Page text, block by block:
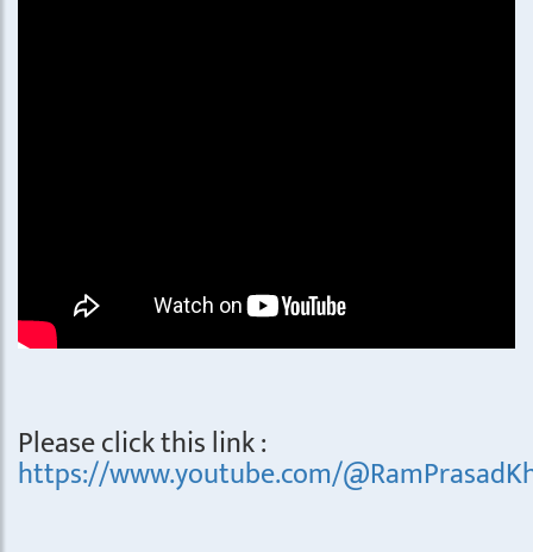
Please click this link :
https://www.youtube.com/